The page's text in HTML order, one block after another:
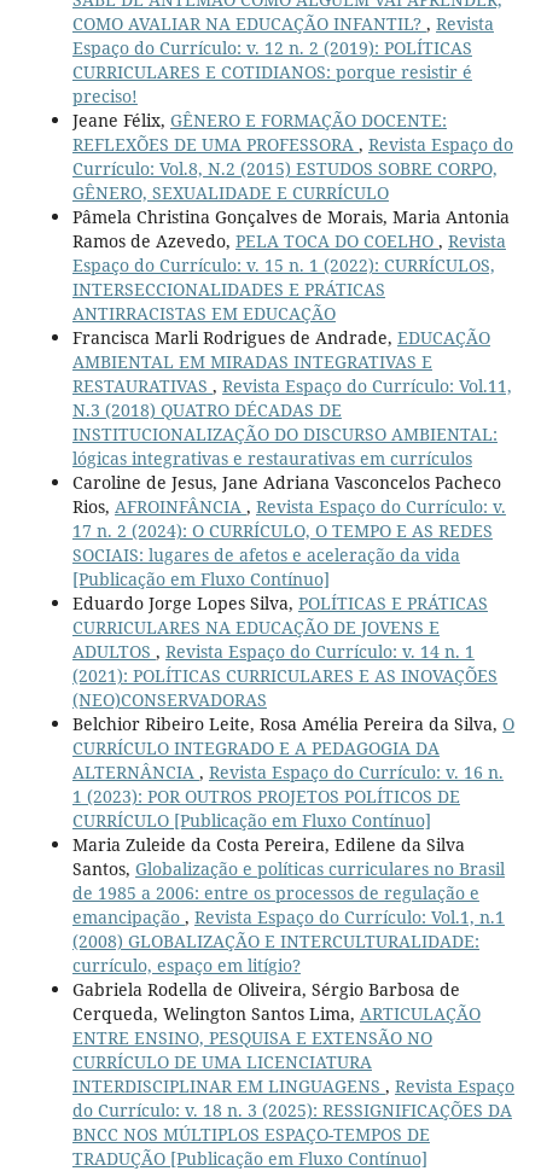
COMO AVALIAR NA EDUCAÇÃO INFANTIL? , Revista
Espaço do Currículo: v. 12 n. 2 (2019): POLÍTICAS
CURRICULARES E COTIDIANOS: porque resistir é
preciso!
Jeane Félix, GÊNERO E FORMAÇÃO DOCENTE:
REFLEXÕES DE UMA PROFESSORA , Revista Espaço do
Currículo: Vol.8, N.2 (2015) ESTUDOS SOBRE CORPO,
GÊNERO, SEXUALIDADE E CURRÍCULO
Pâmela Christina Gonçalves de Morais, Maria Antonia
Ramos de Azevedo, PELA TOCA DO COELHO , Revista
Espaço do Currículo: v. 15 n. 1 (2022): CURRÍCULOS,
INTERSECCIONALIDADES E PRÁTICAS
ANTIRRACISTAS EM EDUCAÇÃO
Francisca Marli Rodrigues de Andrade, EDUCAÇÃO
AMBIENTAL EM MIRADAS INTEGRATIVAS E
RESTAURATIVAS , Revista Espaço do Currículo: Vol.11,
N.3 (2018) QUATRO DÉCADAS DE
INSTITUCIONALIZAÇÃO DO DISCURSO AMBIENTAL:
lógicas integrativas e restaurativas em currículos
Caroline de Jesus, Jane Adriana Vasconcelos Pacheco
Rios, AFROINFÂNCIA , Revista Espaço do Currículo: v.
17 n. 2 (2024): O CURRÍCULO, O TEMPO E AS REDES
SOCIAIS: lugares de afetos e aceleração da vida
[Publicação em Fluxo Contínuo]
Eduardo Jorge Lopes Silva, POLÍTICAS E PRÁTICAS
CURRICULARES NA EDUCAÇÃO DE JOVENS E
ADULTOS , Revista Espaço do Currículo: v. 14 n. 1
(2021): POLÍTICAS CURRICULARES E AS INOVAÇÕES
(NEO)CONSERVADORAS
Belchior Ribeiro Leite, Rosa Amélia Pereira da Silva, O
CURRÍCULO INTEGRADO E A PEDAGOGIA DA
ALTERNÂNCIA , Revista Espaço do Currículo: v. 16 n.
1 (2023): POR OUTROS PROJETOS POLÍTICOS DE
CURRÍCULO [Publicação em Fluxo Contínuo]
Maria Zuleide da Costa Pereira, Edilene da Silva
Santos, Globalização e políticas curriculares no Brasil
de 1985 a 2006: entre os processos de regulação e
emancipação , Revista Espaço do Currículo: Vol.1, n.1
(2008) GLOBALIZAÇÃO E INTERCULTURALIDADE:
currículo, espaço em litígio?
Gabriela Rodella de Oliveira, Sérgio Barbosa de
Cerqueda, Welington Santos Lima, ARTICULAÇÃO
ENTRE ENSINO, PESQUISA E EXTENSÃO NO
CURRÍCULO DE UMA LICENCIATURA
INTERDISCIPLINAR EM LINGUAGENS , Revista Espaço
do Currículo: v. 18 n. 3 (2025): RESSIGNIFICAÇÕES DA
BNCC NOS MÚLTIPLOS ESPAÇO-TEMPOS DE
TRADUÇÃO [Publicação em Fluxo Contínuo]